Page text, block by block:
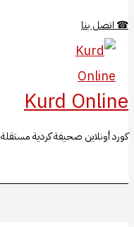
المحتوى
☎ اتصل بنا
Kurd Online
كورد أونلاين صحيفة كردية مستقلة